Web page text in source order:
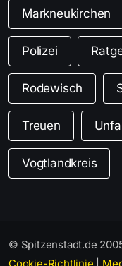
Markneukirchen
Polizei
Rodewisch
Treuen
Vogtlandkreis
© Spitzenstadt.de
Cookie-Richtlinie